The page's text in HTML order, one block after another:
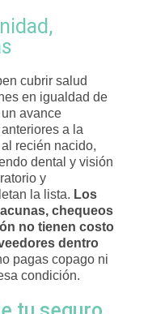
cubrir salud
en igualdad de
avance
a la
recién nacido,
dental y visión
y
la lista. Los
chequeos
no tienen costo
dentro
pagas copago ni
condición.